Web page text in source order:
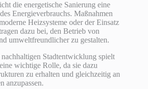
die energetische Sanierung eine
Energieverbrauchs. Maßnahmen
Heizsysteme oder der Einsatz
dazu bei, den Betrieb von
umweltfreundlicher zu gestalten.
Stadtentwicklung spielt
wichtige Rolle, da sie dazu
zu erhalten und gleichzeitig an
anzupassen.